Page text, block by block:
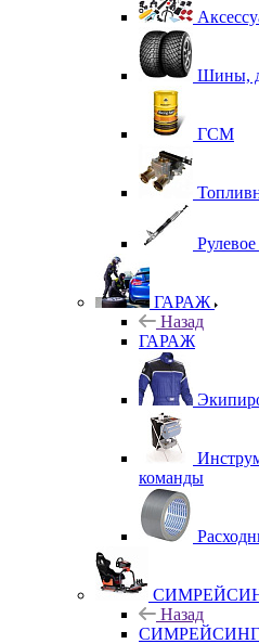
Шины,
ГСМ
ГАРАЖ
Назад
ГАРАЖ
команды
Назад
СИМРЕЙСИНГ